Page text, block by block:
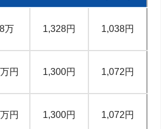
万 1,328円 1,038円
円 1,300円 1,072円
円 1,300円 1,072円